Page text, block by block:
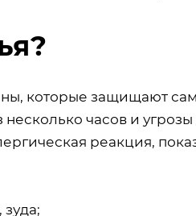
которые защищают
часов и угрозы
реакция,